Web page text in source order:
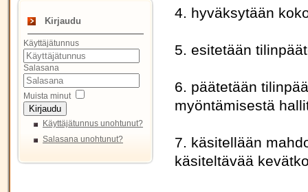
Kirjaudu
Käyttäjätunnus
Salasana
Muista minut
Kirjaudu
Käyttäjätunnus unohtunut?
Salasana unohtunut?
4. hyväksytään
5. esitetään
6. päätetään
myöntämisestä
7. käsitellään
käsiteltävää